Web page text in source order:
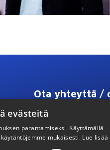
Ota yhteyttä /
Timo Huttunen
evästeitä
parantamiseksi. Käyttämällä
mukaisesti. Lue lisää